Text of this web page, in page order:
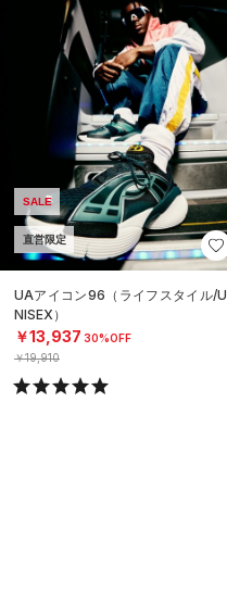
SALE
直営限定
UAアイコン96（ライフスタイル/U
NISEX）
￥13,937 30%OFF
￥19,910